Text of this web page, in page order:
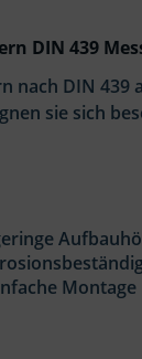
DIN 439
nach DIN
sie sich
Montage